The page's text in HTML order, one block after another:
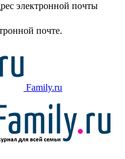
электронной почты
почте.
Family.ru